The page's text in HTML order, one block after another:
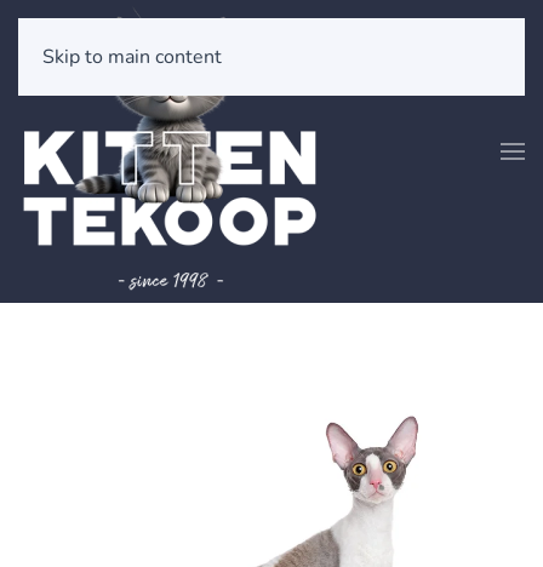
Skip to main content